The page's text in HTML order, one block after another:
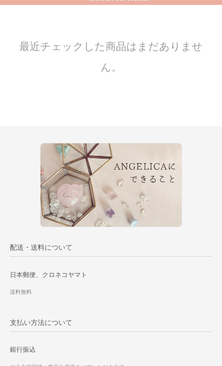
最近チェックした商品はまだありませ
ん。
配送・送料について
日本郵便、クロネコヤマト
送料無料
支払い方法について
銀行振込